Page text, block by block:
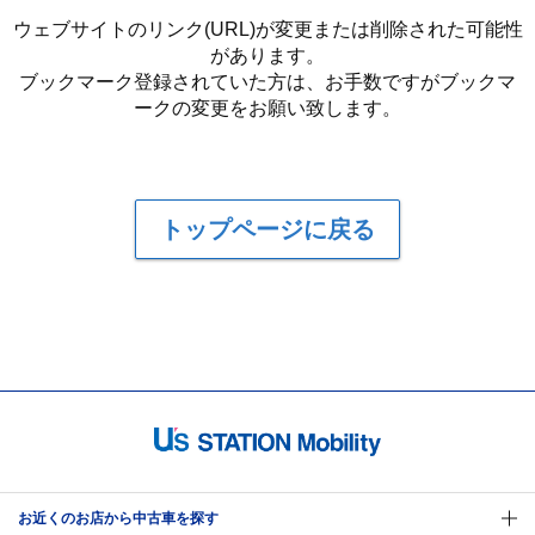
ウェブサイトのリンク(URL)が変更または削除された可能性
があります。
ブックマーク登録されていた方は、お手数ですがブックマ
ークの変更をお願い致します。
トップページに戻る
お近くのお店から中古車を探す